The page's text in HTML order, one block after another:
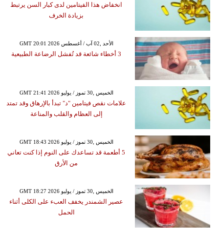
انخفاض هذا الفيتامين لدى كبار السن يرتبط
بزيادة الخرف
GMT 20:01 2026 الأحد ,02 آب / أغسطس
3 أخطاء شائعة قد تُفشل الرضاعة الطبيعية
GMT 21:41 2026 الخميس ,30 تموز / يوليو
علامات نقص فيتامين "د" تبدأ بالإرهاق وقد تمتد
إلى العظام والقلب والمناعة
GMT 18:43 2026 الخميس ,30 تموز / يوليو
5 أطعمة قد تساعدك على النوم إذا كنت تعاني
من الأرق
GMT 18:27 2026 الخميس ,30 تموز / يوليو
عصير الشمندر يخفف العبء على الكلى أثناء
الحمل